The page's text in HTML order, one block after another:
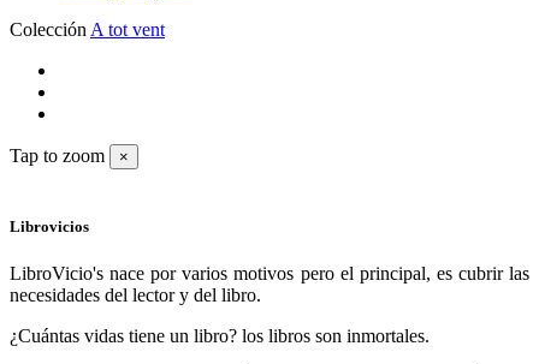
Colección A tot vent
Tap to zoom ×
Librovicios
LibroVicio's nace por varios motivos pero el principal, es cubrir las
necesidades del lector y del libro.
¿Cuántas vidas tiene un libro? los libros son inmortales.